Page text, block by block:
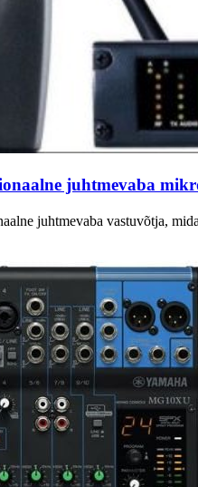
juhtmevaba
juhtmevaba vastuvõtja,